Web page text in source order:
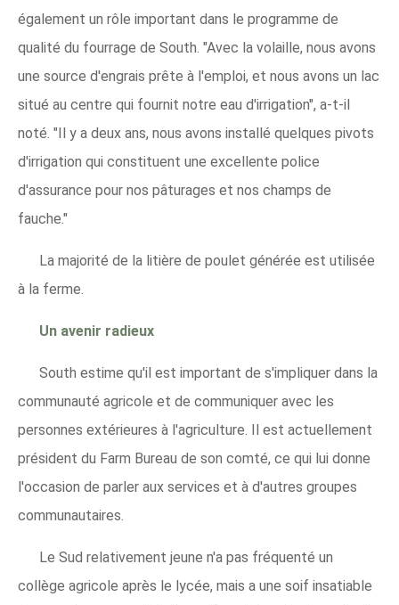
également un rôle important dans le programme de
qualité du fourrage de South. "Avec la volaille, nous avons
une source d'engrais prête à l'emploi, et nous avons un lac
situé au centre qui fournit notre eau d'irrigation", a-t-il
noté. "Il y a deux ans, nous avons installé quelques pivots
d'irrigation qui constituent une excellente police
d'assurance pour nos pâturages et nos champs de
fauche."
La majorité de la litière de poulet générée est utilisée
à la ferme.
Un avenir radieux
South estime qu'il est important de s'impliquer dans la
communauté agricole et de communiquer avec les
personnes extérieures à l'agriculture. Il est actuellement
président du Farm Bureau de son comté, ce qui lui donne
l'occasion de parler aux services et à d'autres groupes
communautaires.
Le Sud relativement jeune n'a pas fréquenté un
collège agricole après le lycée, mais a une soif insatiable